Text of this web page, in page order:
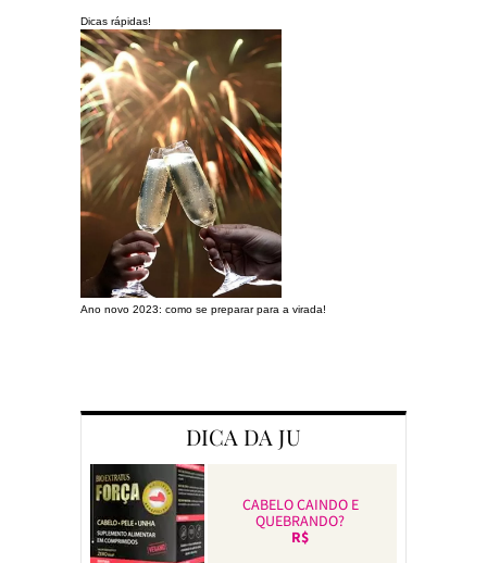
Dicas rápidas!
Ano novo 2023: como se preparar para a virada!
DICA DA JU
CABELO CAINDO E
QUEBRANDO?
R$